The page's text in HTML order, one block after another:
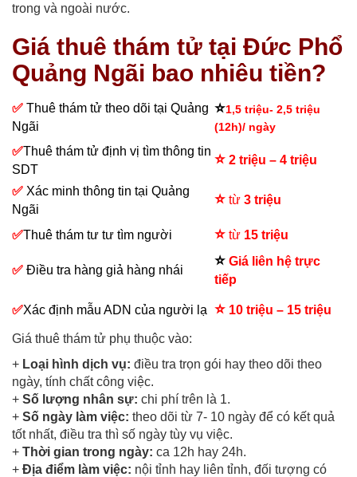
trong và ngoài nước.
Giá thuê thám tử tại Đức Phổ
Quảng Ngãi bao nhiêu tiền?
✅ Thuê thám tử theo dõi tại Quảng
Ngãi
⭐1,5 triệu- 2,5 triệu
(12h)/ ngày
✅Thuê thám tử định vị tìm thông tin
SDT
⭐ 2 triệu – 4 triệu
✅ Xác minh thông tin tại Quảng
Ngãi
⭐ từ 3 triệu
✅Thuê thám tư tư tìm người ⭐ từ 15 triệu
✅ Điều tra hàng giả hàng nhái
⭐ Giá liên hệ trực
tiếp
✅Xác định mẫu ADN của người lạ ⭐ 10 triệu – 15 triệu
Giá thuê thám tử phụ thuộc vào:
+ Loại hình dịch vụ: điều tra trọn gói hay theo dõi theo
ngày, tính chất công việc.
+ Số lượng nhân sự: chi phí trên là 1.
+ Số ngày làm việc: theo dõi từ 7- 10 ngày để có kết quả
tốt nhất, điều tra thì số ngày tùy vụ việc.
+ Thời gian trong ngày: ca 12h hay 24h.
+ Địa điểm làm việc: nội tỉnh hay liên tỉnh, đối tượng có